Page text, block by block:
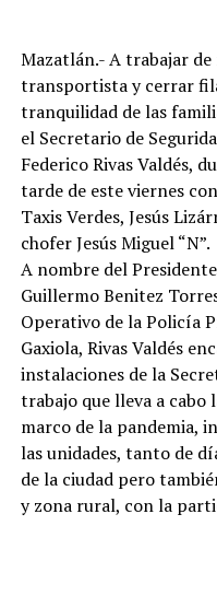
Mazatlán.- A trabajar
transportista y cerrar
tranquilidad de las
el Secretario de
Federico Rivas Valdés,
tarde de este viernes
Taxis Verdes, Jesús
chofer Jesús Miguel “N”.
A nombre del
Guillermo Benitez
Operativo de la Policía
Gaxiola, Rivas Valdés
instalaciones de la
trabajo que lleva a cabo
marco de la pandemia,
las unidades, tanto de
de la ciudad pero
y zona rural, con la